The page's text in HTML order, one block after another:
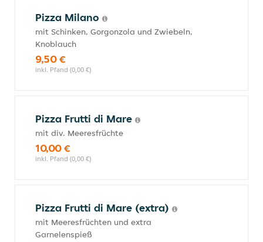
Pizza Milano
mit Schinken, Gorgonzola und Zwiebeln,
Knoblauch
9,50 €
inkl. Pfand (0,00 €)
Pizza Frutti di Mare
mit div. Meeresfrüchte
10,00 €
inkl. Pfand (0,00 €)
Pizza Frutti di Mare (extra)
mit Meeresfrüchten und extra
Garnelenspieß